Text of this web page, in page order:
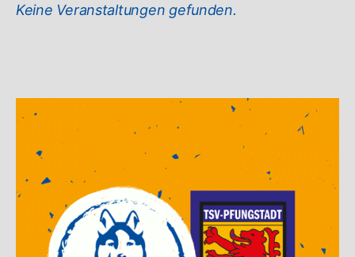
Keine Veranstaltungen gefunden.